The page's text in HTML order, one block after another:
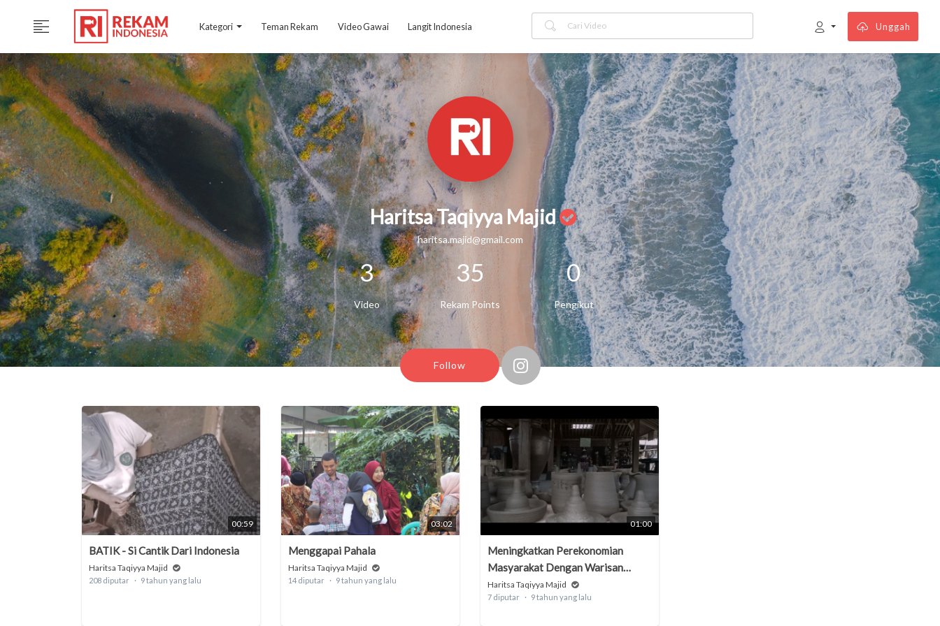
Kategori Teman Rekam Video Gawai Langit Indonesia Unggah
Haritsa Taqiyya Majid
haritsa.majid@gmail.com
3
Video
35
Rekam Points
0
Pengikut
Follow
00:59
BATIK - Si Cantik Dari Indonesia
Haritsa Taqiyya Majid
208 diputar 9 tahun yang lalu
03:02
Menggapai Pahala
Haritsa Taqiyya Majid
14 diputar 9 tahun yang lalu
01:00
Meningkatkan Perekonomian
Masyarakat Dengan Warisan
Leluhur
Haritsa Taqiyya Majid
7 diputar 9 tahun yang lalu